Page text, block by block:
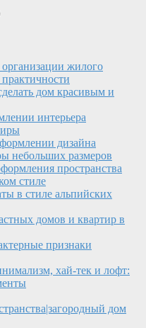
жилого
дом красивым и
интерьера
дизайна
небольших размеров
пространства
стиле
в стиле альпийских
домов и квартир в
признаки
хай-тек и лофт:
дом